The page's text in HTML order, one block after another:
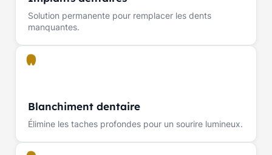
Solution permanente pour remplacer les dents
manquantes.
Blanchiment dentaire
Élimine les taches profondes pour un sourire lumineux.